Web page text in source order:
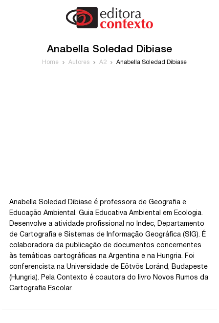
Anabella Soledad Dibiase
Home Autores A2 Anabella Soledad Dibiase
Anabella Soledad Dibiase é professora de Geografia e
Educação Ambiental. Guia Educativa Ambiental em Ecologia.
Desenvolve a atividade profissional no Indec, Departamento
de Cartografia e Sistemas de Informação Geográfica (SIG). É
colaboradora da publicação de documentos concernentes
às temáticas cartográficas na Argentina e na Hungria. Foi
conferencista na Universidade de Eötvös Loránd, Budapeste
(Hungria). Pela Contexto é coautora do livro Novos Rumos da
Cartografia Escolar.